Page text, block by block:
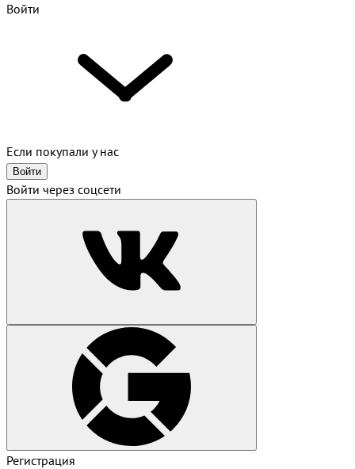
Войти
Если покупали у нас
Войти
Войти через соцсети
Регистрация